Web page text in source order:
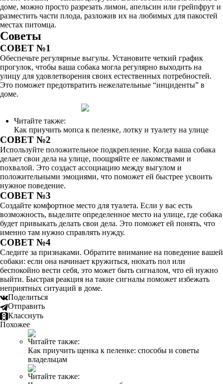
доме, можно просто разрезать лимон, апельсин или грейпфрут и
разместить части плода, разложив их на любимых для пакостей
местах питомца.
Советы
СОВЕТ №1
Обеспечьте регулярные выгулы. Установите четкий график
прогулок, чтобы ваша собака могла регулярно выходить на
улицу для удовлетворения своих естественных потребностей.
Это поможет предотвратить нежелательные “инциденты” в
доме.
Читайте также:
Как приучить мопса к пеленке, лотку и туалету на улице
СОВЕТ №2
Используйте положительное подкрепление. Когда ваша собака
делает свои дела на улице, поощряйте ее лакомствами и
похвалой. Это создаст ассоциацию между выгулом и
положительными эмоциями, что поможет ей быстрее усвоить
нужное поведение.
СОВЕТ №3
Создайте комфортное место для туалета. Если у вас есть
возможность, выделите определенное место на улице, где собака
будет привыкать делать свои дела. Это поможет ей понять, что
именно там нужно справлять нужду.
СОВЕТ №4
Следите за признаками. Обратите внимание на поведение вашей
собаки: если она начинает кружиться, нюхать пол или
беспокойно вести себя, это может быть сигналом, что ей нужно
выйти. Быстрая реакция на такие сигналы поможет избежать
неприятных ситуаций в доме.
Поделиться
Отправить
Класснуть
Похожее
Читайте также:
Как приучить щенка к пеленке: способы и советы
владельцам
Читайте также: